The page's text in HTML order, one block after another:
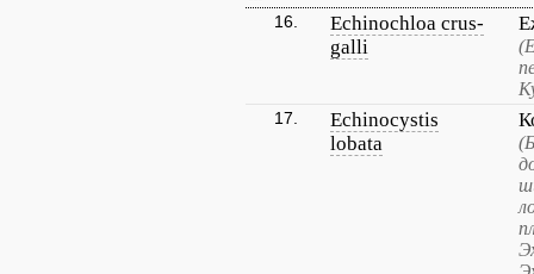
16.
Echinochloa crus-
galli
17.
Echinocystis
lobata